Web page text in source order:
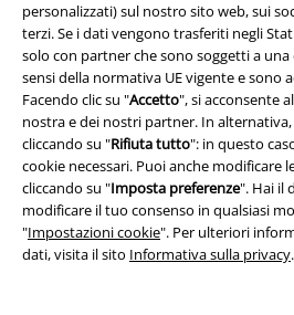
personalizzati) sul nostro sito web, sui
terzi. Se i dati vengono trasferiti negli
solo con partner che sono soggetti a una
sensi della normativa UE vigente e sono
Facendo clic su "Accetto", si acconsente
nostra e dei nostri partner. In
cliccando su "Rifiuta tutto": in questo
cookie necessari. Puoi anche modificare
cliccando su "Imposta preferenze". Hai il
modificare il tuo consenso in qualsiasi
"Impostazioni cookie". Per ulteriori
dati, visita il sito Informativa sulla privacy.
Newsletter
Iscriviti ora e ricevi un buono sconto del
Altro
Con la presente acconsento a ricevere le
consenso ad utilizzare i miei dati per
riguardanti i prodotti trattati. Sono al
verranno gestiti in conformità con laPolitica